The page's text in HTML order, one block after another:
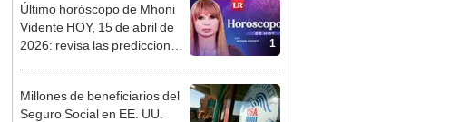
1
Último horóscopo de Mhoni
Vidente HOY, 15 de abril de
2026: revisa las predicciones
Millones de beneficiarios del
Seguro Social en EE. UU.